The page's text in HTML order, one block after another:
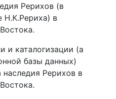
Рерихов (в
Н.К.Рериха) в
и каталогизации (а
базы данных)
Рерихов в